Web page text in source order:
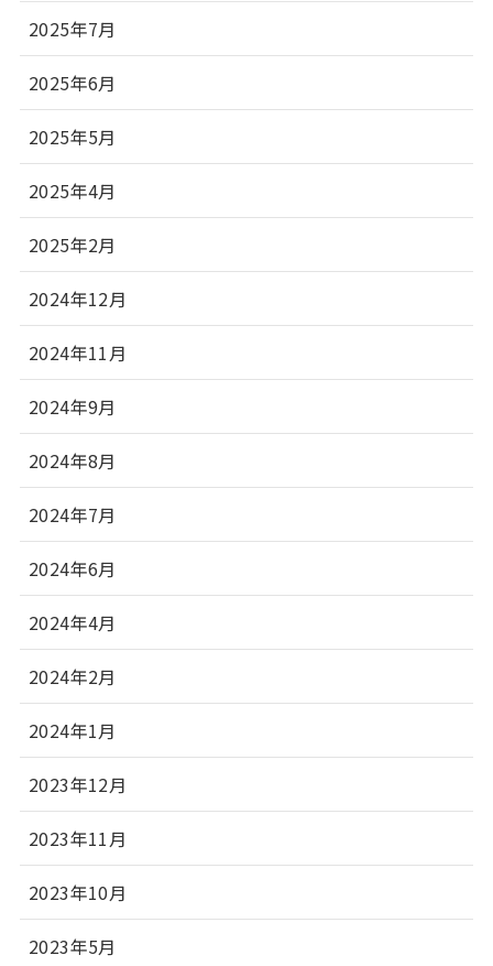
2025年7月
2025年6月
2025年5月
2025年4月
2025年2月
2024年12月
2024年11月
2024年9月
2024年8月
2024年7月
2024年6月
2024年4月
2024年2月
2024年1月
2023年12月
2023年11月
2023年10月
2023年5月